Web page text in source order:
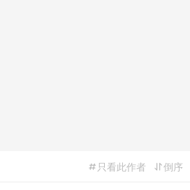
倒序
只看此作者